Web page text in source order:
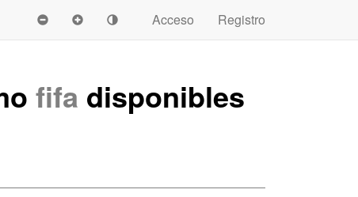
Acceso
Registro
fifa disponibles